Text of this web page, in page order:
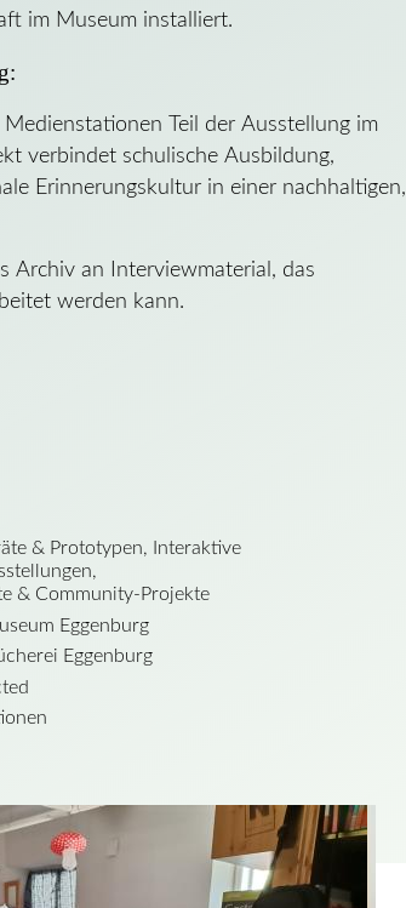
im Museum installiert.
Teil der Ausstellung im
verbindet schulische Ausbildung,
Erinnerungskultur in einer nachhaltigen,
Archiv an Interviewmaterial, das
werden kann.
& Prototypen, Interaktive
& Community-Projekte
Eggenburg
Eggenburg